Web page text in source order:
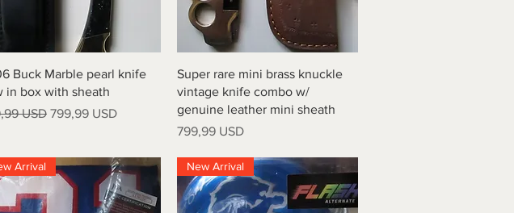
Vista rapida
Buck Marble pearl knife
in box with sheath
regolare
USD Prezzo scontato
799,99 USD
Vista rapida
Super rare mini brass knuckle
vintage knife combo w/
genuine leather mini sheath
Prezzo
799,99 USD
Arrival New Arrival